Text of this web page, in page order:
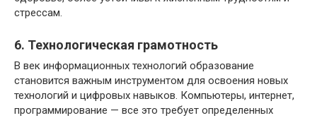
стрессам.
6. Технологическая грамотность
В век информационных технологий образование
становится важным инструментом для освоения новых
технологий и цифровых навыков. Компьютеры, интернет,
программирование — все это требует определенных